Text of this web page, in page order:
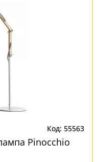
Код: 55563
Pinocchio